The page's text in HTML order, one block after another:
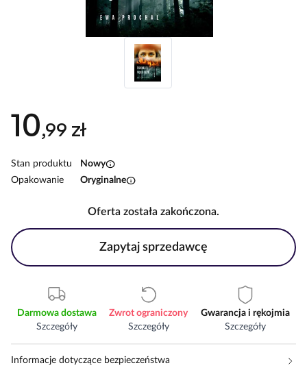
10,99 zł
Stan produktu Nowyinfo
Opakowanie Oryginalneinfo
Oferta została zakończona.
Zapytaj sprzedawcę
Darmowa dostawa
Szczegóły
Zwrot ograniczony
Szczegóły
Gwarancja i rękojmia
Szczegóły
Informacje dotyczące bezpieczeństwa